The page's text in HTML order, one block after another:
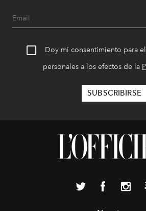
Doy mi consentimiento para
personales a los efectos de la